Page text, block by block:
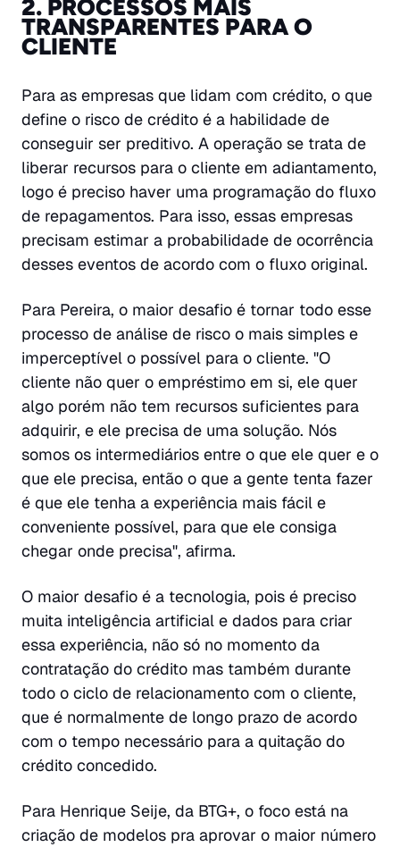
2. PROCESSOS MAIS
TRANSPARENTES PARA O
CLIENTE
Para as empresas que lidam com crédito, o que
define o risco de crédito é a habilidade de
conseguir ser preditivo. A operação se trata de
liberar recursos para o cliente em adiantamento,
logo é preciso haver uma programação do fluxo
de repagamentos. Para isso, essas empresas
precisam estimar a probabilidade de ocorrência
desses eventos de acordo com o fluxo original.
Para Pereira, o maior desafio é tornar todo esse
processo de análise de risco o mais simples e
imperceptível o possível para o cliente. "O
cliente não quer o empréstimo em si, ele quer
algo porém não tem recursos suficientes para
adquirir, e ele precisa de uma solução. Nós
somos os intermediários entre o que ele quer e o
que ele precisa, então o que a gente tenta fazer
é que ele tenha a experiência mais fácil e
conveniente possível, para que ele consiga
chegar onde precisa", afirma.
O maior desafio é a tecnologia, pois é preciso
muita inteligência artificial e dados para criar
essa experiência, não só no momento da
contratação do crédito mas também durante
todo o ciclo de relacionamento com o cliente,
que é normalmente de longo prazo de acordo
com o tempo necessário para a quitação do
crédito concedido.
Para Henrique Seije, da BTG+, o foco está na
criação de modelos pra aprovar o maior número